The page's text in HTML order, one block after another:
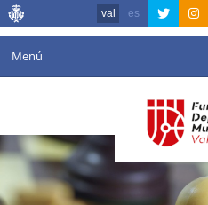
val es
Menú
Agenda
Instal·lacions